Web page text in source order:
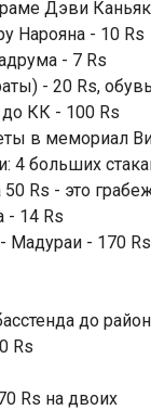
Дэви
Нарояна - 10 Rs
- 7 Rs
- 20 Rs,
КК - 100 Rs
в мемориал
4 больших
50 Rs - это
- 14 Rs
Мадураи - 170 Rs
до
Rs
Rs на двоих